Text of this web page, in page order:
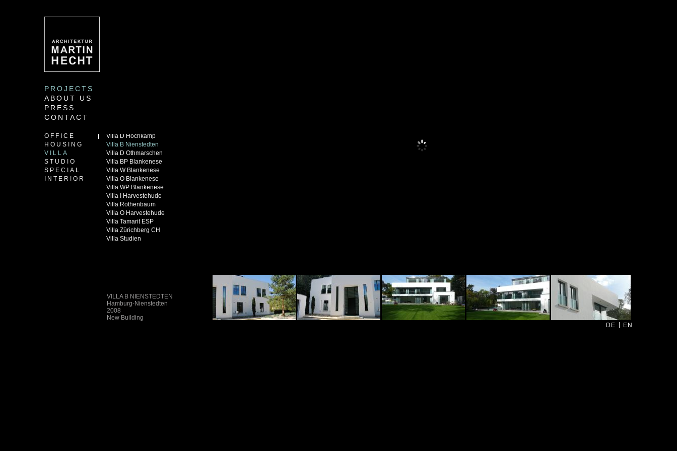
VILLA B NIENSTEDTEN
Hamburg-Nienstedten
2008
New Building
PROJECTS
ABOUT US
PRESS
CONTACT
OFFICE
HOUSING
VILLA
STUDIO
SPECIAL
INTERIOR
Villa D Hochkamp
Villa B Nienstedten
Villa D Othmarschen
Villa BP Blankenese
Villa W Blankenese
Villa O Blankenese
Villa WP Blankenese
Villa I Harvestehude
Villa Rothenbaum
Villa O Harvestehude
Villa Tamarit ESP
Villa Zürichberg CH
Villa Studien
DE EN